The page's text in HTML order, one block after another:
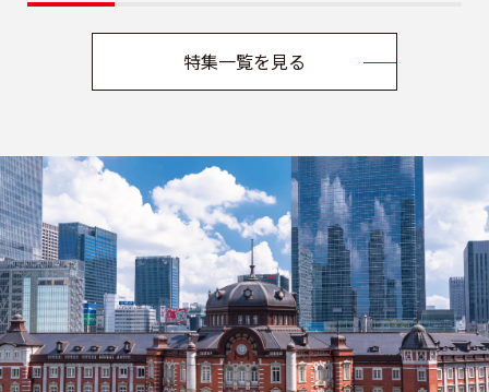
特集一覧を見る